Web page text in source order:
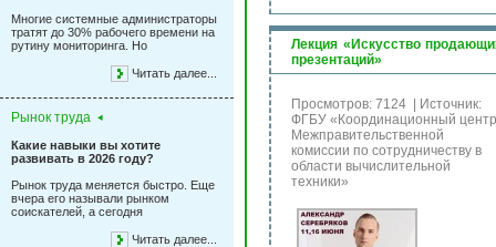
Многие системные администраторы
тратят до 30% рабочего времени на
рутину мониторинга. Но
Читать далее...
Рынок труда
Какие навыки вы хотите
развивать в 2026 году?
Рынок труда меняется быстро. Еще
вчера его называли рынком
соискателей, а сегодня
Читать далее...
Лекция «Искусство
презентаций»
Просмотров: 7124
Источник:
ФГБУ «Координационный центр
Межправительственной
комиссии по сотрудничеству в
области вычислительной
техники»